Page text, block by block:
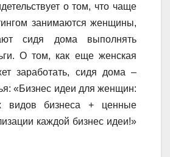
о том, что чаще
занимаются женщины,
сидя дома выполнять
О том, как еще женская
заработать, сидя дома –
«Бизнес идеи для женщин:
видов бизнеса + ценные
каждой бизнес идеи!»